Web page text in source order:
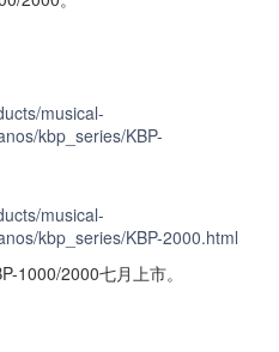
musical-
kbp_series/KBP-
musical-
kbp_series/KBP-2000.html